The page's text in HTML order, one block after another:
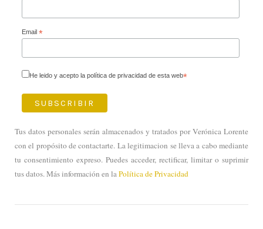
Email *
He leido y acepto la política de privacidad de esta web*
Tus datos personales serán almacenados y tratados por Verónica Lorente
con el propósito de contactarte. La legitimacion se lleva a cabo mediante
tu consentimiento expreso. Puedes acceder, rectificar, limitar o suprimir
tus datos. Más información en laPolítica de Privacidad